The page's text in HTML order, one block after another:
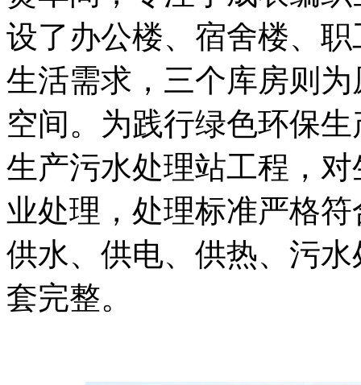
设了办公楼、宿舍楼、
生活需求，三个库房则
空间。为践行绿色环保
生产污水处理站工程，
业处理，处理标准严格
供水、供电、供热、污
套完整。